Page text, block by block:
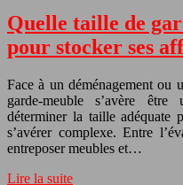
Quelle taille de
pour stocker ses
Face à un déménagement ou
garde-meuble s’avère
déterminer la taille adéquate
s’avérer complexe. Entre
entreposer meubles et…
Lire la suite